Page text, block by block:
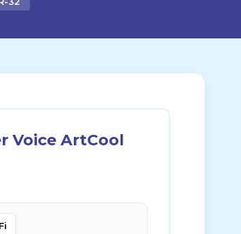
Voice ArtCool